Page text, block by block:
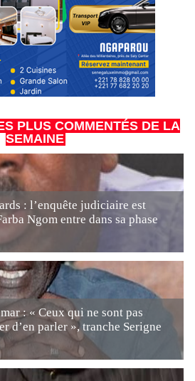
PLUS COMMENTÉS DE LA
SEMAINE
: l’enquête judiciaire est
Ngom entre dans sa phase
: « Ceux qui ne sont pas
d’en parler », tranche Serigne